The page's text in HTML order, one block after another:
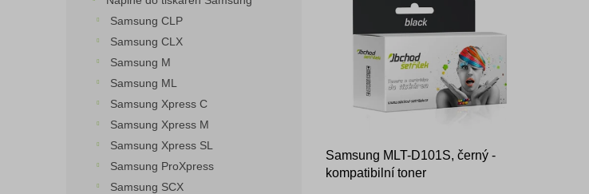
Samsung CLP
Samsung CLX
Samsung M
Samsung ML
Samsung Xpress C
Samsung Xpress M
Samsung Xpress SL
Samsung ProXpress
Samsung SCX
Samsung MLT-D101S, černý -
kompatibilní toner